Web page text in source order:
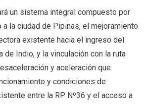
un sistema integral compuesto por
a la ciudad de Pipinas, el mejoramiento
existente hacia el ingreso del
de Indio, y la vinculación con la ruta
y aceleración que
y condiciones de
entre la RP Nº36 y el acceso a